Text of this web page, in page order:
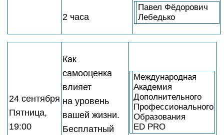
2 часа
Павел Фёдорович
Лебедько
24 сентября
Пятница,
19:00
Как
самооценка
влияет
на уровень
вашей жизни.
Бесплатный
Международная
Академия
Дополнительного
Профессионального
Образования
ED PRO